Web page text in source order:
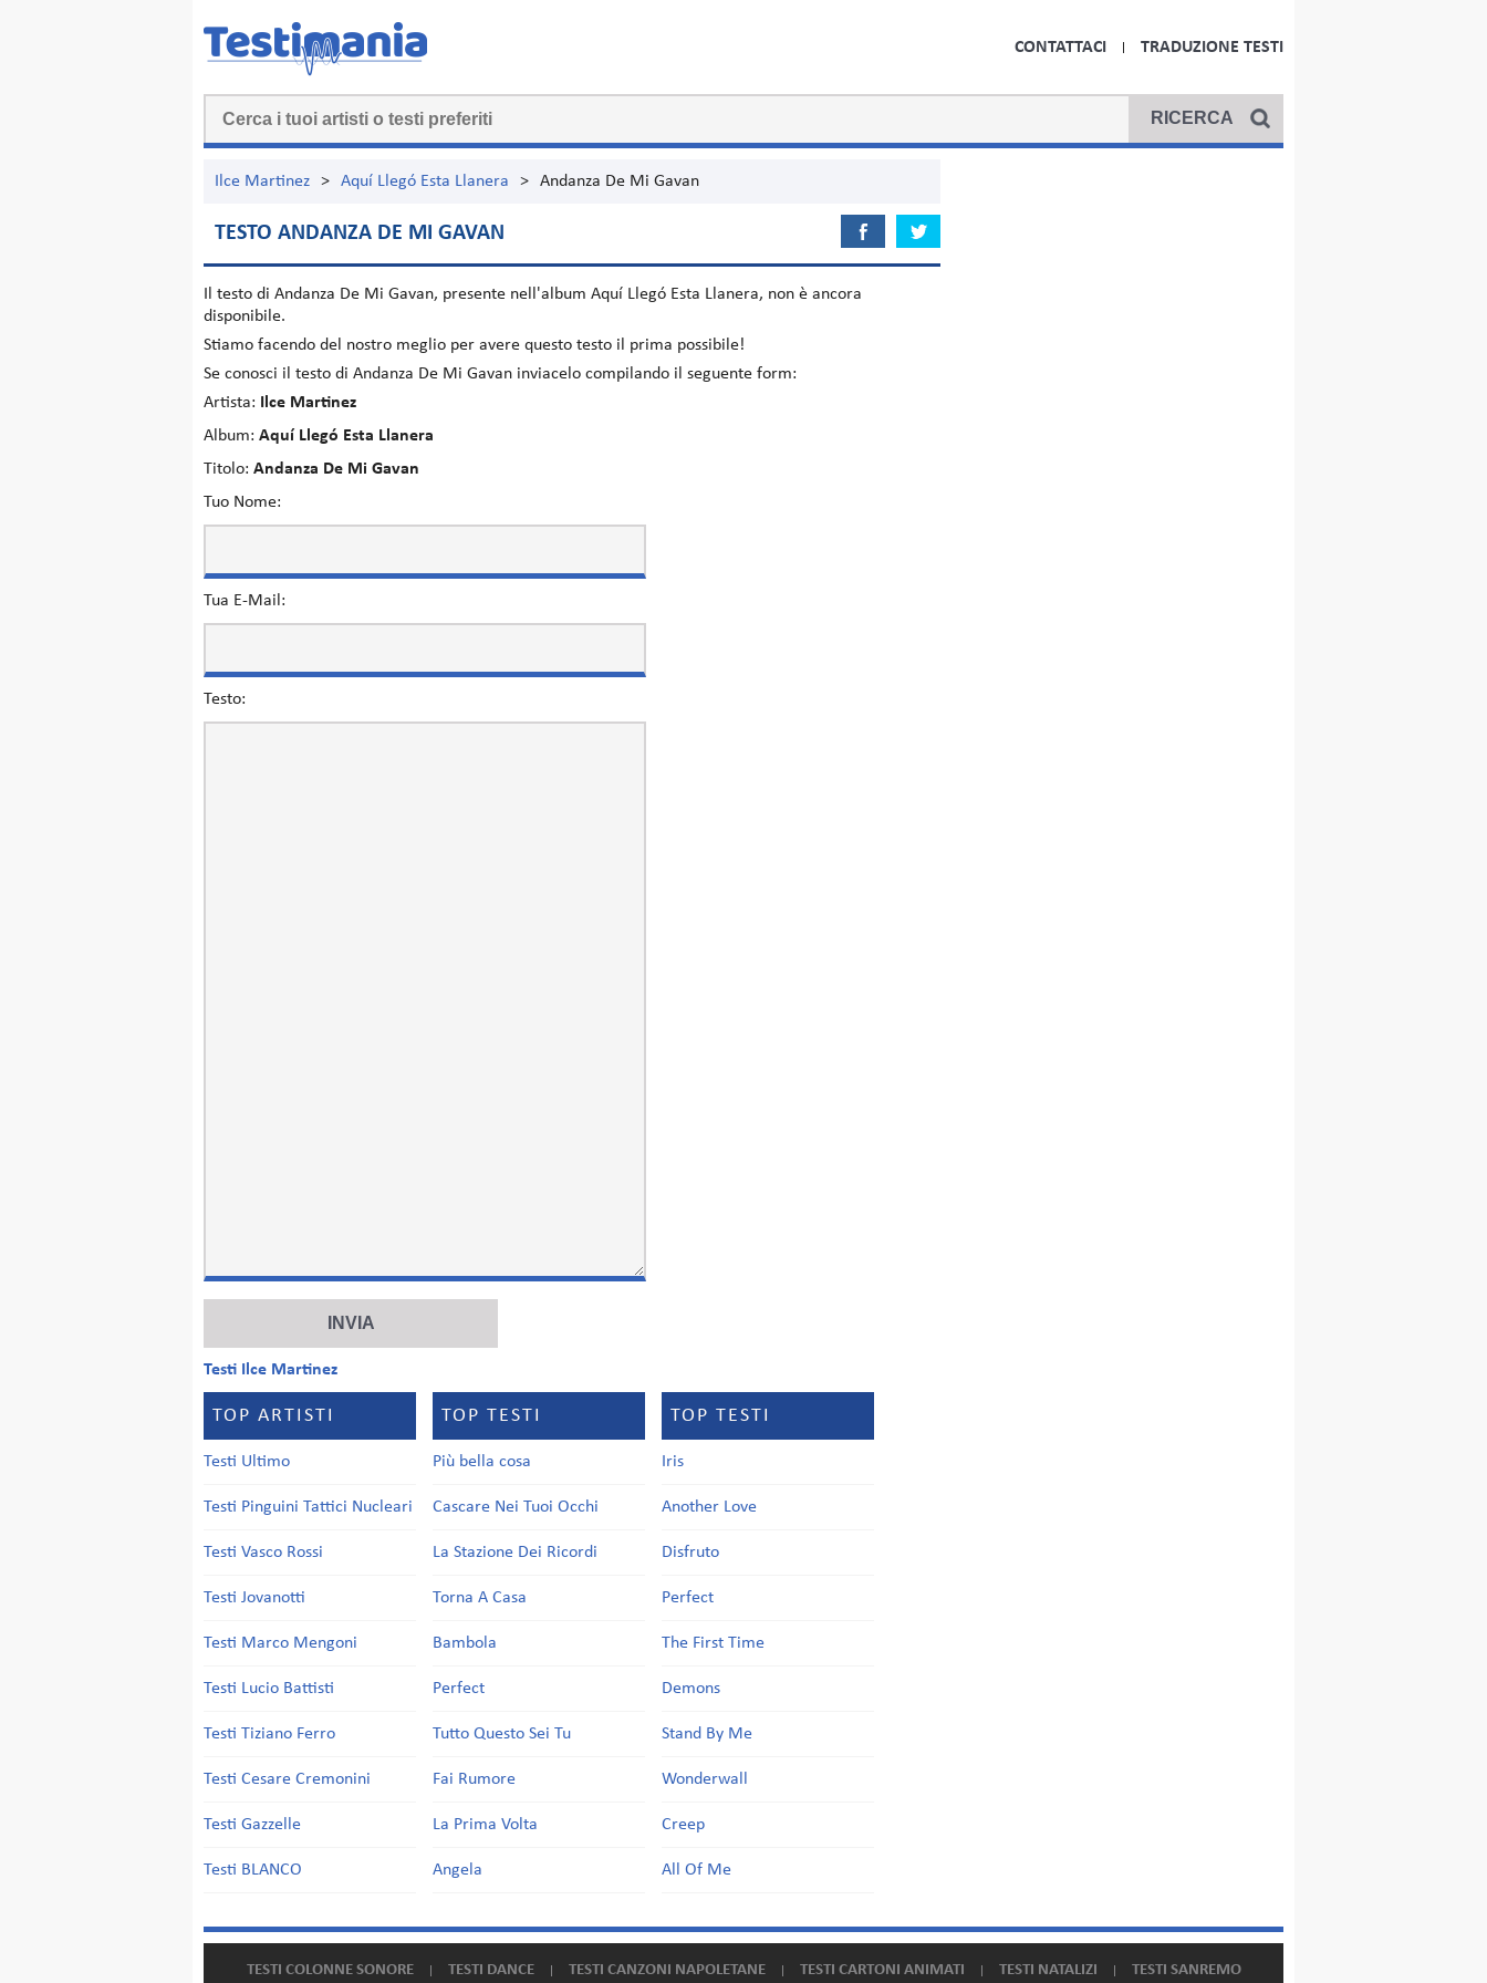
CONTATTACI TRADUZIONE TESTI
Ilce Martinez > Aquí Llegó Esta Llanera > Andanza De Mi Gavan
TESTO ANDANZA DE MI GAVAN
Il testo di Andanza De Mi Gavan, presente nell'album Aquí Llegó Esta Llanera, non è ancora
disponibile.
Stiamo facendo del nostro meglio per avere questo testo il prima possibile!
Se conosci il testo di Andanza De Mi Gavan inviacelo compilando il seguente form:
Artista:
Ilce Martinez
Album: Aquí Llegó Esta Llanera
Titolo: Andanza De Mi Gavan
Tuo Nome:
Tua E-Mail:
Testo:
Testi Ilce Martinez
TOP ARTISTI
Testi Ultimo
Testi Pinguini Tattici Nucleari
Testi Vasco Rossi
Testi Jovanotti
Testi Marco Mengoni
Testi Lucio Battisti
Testi Tiziano Ferro
Testi Cesare Cremonini
Testi Gazzelle
Testi BLANCO
TOP TESTI
Più bella cosa
Cascare Nei Tuoi Occhi
La Stazione Dei Ricordi
Torna A Casa
Bambola
Perfect
Tutto Questo Sei Tu
Fai Rumore
La Prima Volta
Angela
TOP TESTI
Iris
Another Love
Disfruto
Perfect
The First Time
Demons
Stand By Me
Wonderwall
Creep
All Of Me
TESTI COLONNE SONORE TESTI DANCE TESTI CANZONI NAPOLETANE TESTI CARTONI ANIMATI TESTI NATALIZI TESTI SANREMO